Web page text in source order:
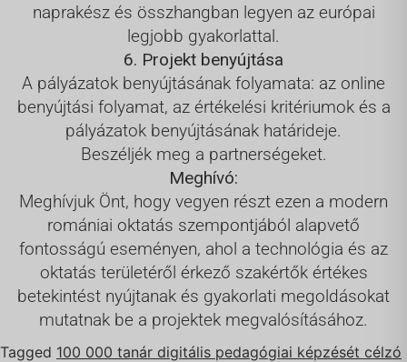
naprakész és összhangban legyen az európai
legjobb gyakorlattal.
6. Projekt benyújtása
A pályázatok benyújtásának folyamata: az online
benyújtási folyamat, az értékelési kritériumok és a
pályázatok benyújtásának határideje.
Beszéljék meg a partnerségeket.
Meghívó:
Meghívjuk Önt, hogy vegyen részt ezen a modern
romániai oktatás szempontjából alapvető
fontosságú eseményen, ahol a technológia és az
oktatás területéről érkező szakértők értékes
betekintést nyújtanak és gyakorlati megoldásokat
mutatnak be a projektek megvalósításához.
Tagged 100 000 tanár digitális pedagógiai képzését célzó